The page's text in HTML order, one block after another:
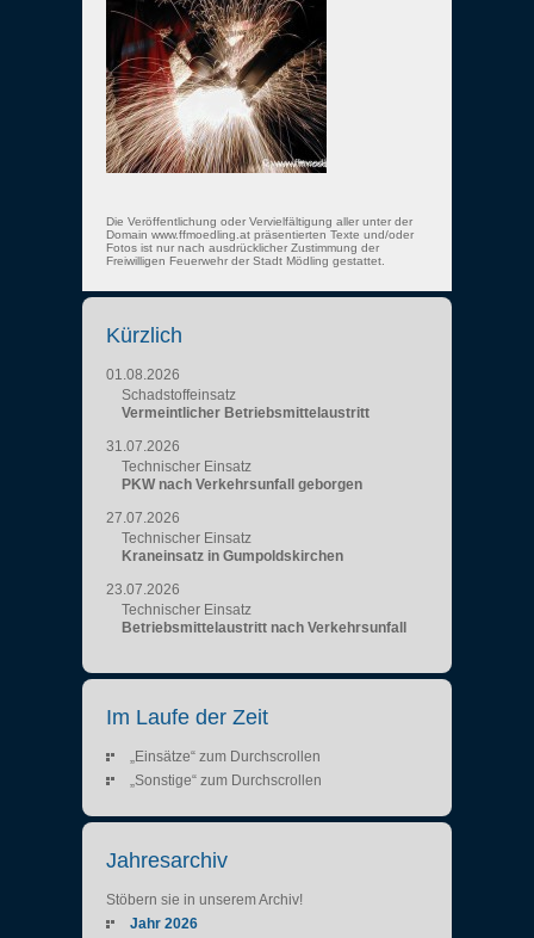
Die Veröffentlichung oder Vervielfältigung aller unter der
Domain www.ffmoedling.at präsentierten Texte und/oder
Fotos ist nur nach ausdrücklicher Zustimmung der
Freiwilligen Feuerwehr der Stadt Mödling gestattet.
Kürzlich
01.08.2026
Schadstoffeinsatz
Vermeintlicher Betriebsmittelaustritt
31.07.2026
Technischer Einsatz
PKW nach Verkehrsunfall geborgen
27.07.2026
Technischer Einsatz
Kraneinsatz in Gumpoldskirchen
23.07.2026
Technischer Einsatz
Betriebsmittelaustritt nach Verkehrsunfall
Im Laufe der Zeit
„Einsätze“ zum Durchscrollen
„Sonstige“ zum Durchscrollen
Jahresarchiv
Stöbern sie in unserem Archiv!
Jahr 2026